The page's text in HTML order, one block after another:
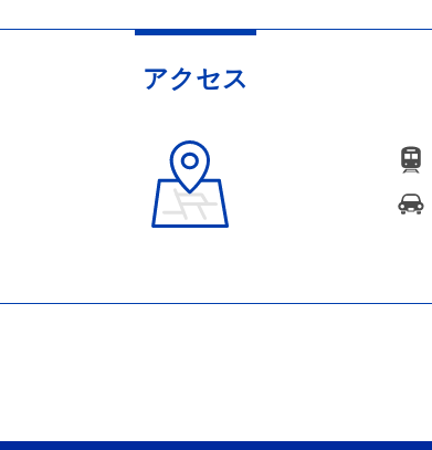
アクセス